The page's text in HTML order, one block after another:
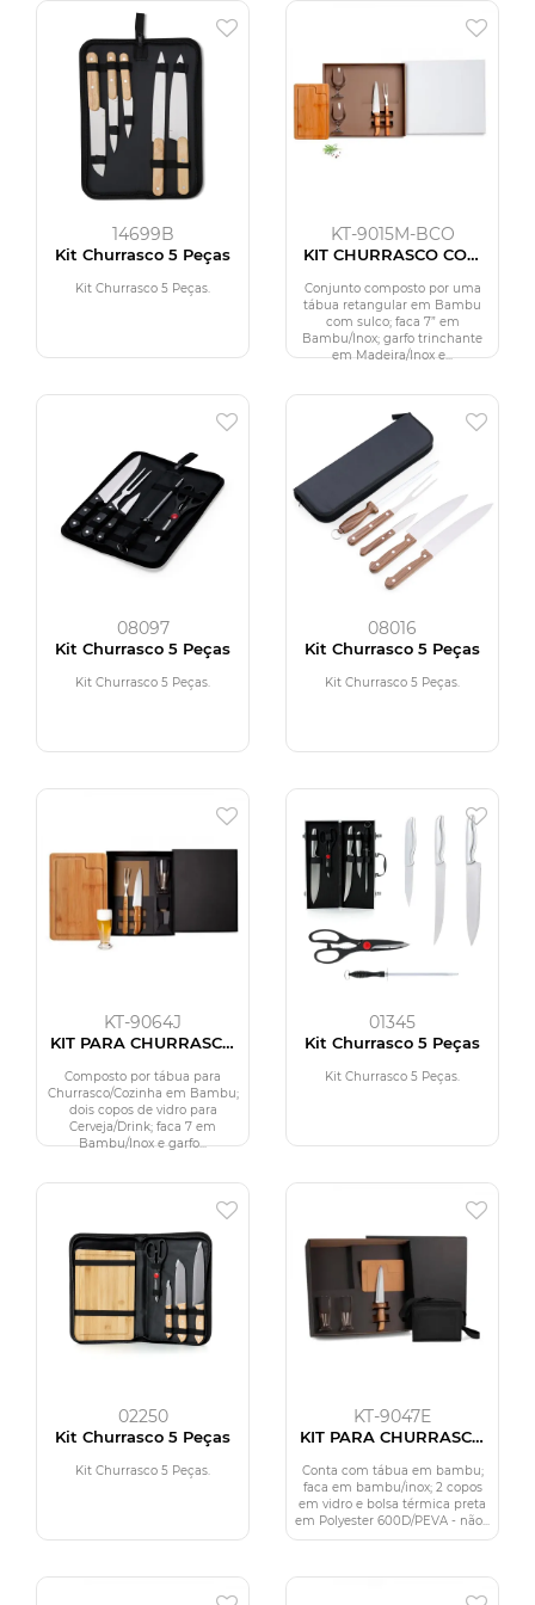
14699B
Kit Churrasco 5 Peças
Kit Churrasco 5 Peças.
KT-9015M-BCO
KIT CHURRASCO COM
Conjunto composto por uma
tábua retangular em Bambu
com sulco; faca 7” em
Bambu/Inox; garfo trinchante
em Madeira/Inox e...
08097
Kit Churrasco 5 Peças
Kit Churrasco 5 Peças.
08016
Kit Churrasco 5 Peças
Kit Churrasco 5 Peças.
KT-9064J
KIT PARA CHURRASCO
Composto por tábua para
Churrasco/Cozinha em Bambu;
dois copos de vidro para
Cerveja/Drink; faca 7 em
Bambu/Inox e garfo...
01345
Kit Churrasco 5 Peças
Kit Churrasco 5 Peças.
02250
Kit Churrasco 5 Peças
Kit Churrasco 5 Peças.
KT-9047E
KIT PARA CHURRASCO
TÉRMICA - 5 PÇS
Conta com tábua em bambu;
faca em bambu/inox; 2 copos
em vidro e bolsa térmica preta
em Polyester 600D/PEVA - não...